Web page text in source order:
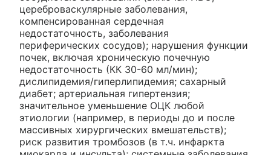
цереброваскулярные заболевания,
компенсированная сердечная
недостаточность, заболевания
периферических сосудов); нарушения функции
почек, включая хроническую почечную
недостаточность (КК 30-60 мл/мин);
дислипидемия/гиперлипидемия; сахарный
диабет; артериальная гипертензия;
значительное уменьшение ОЦК любой
этиологии (например, в периоды до и после
массивных хирургических вмешательств);
риск развития тромбозов (в т.ч. инфаркта